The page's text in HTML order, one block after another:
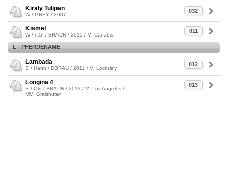
032
Kiraly Tulipan
W / GREY / 2007
011
Kismet
W / n.b. / BRAUN / 2015 / V: Canabis
L - PFERDENAME
012
Lambada
S / Hann / DBRAU / 2011 / V: Locksley
013
Longina 4
S / Old / BRAUN / 2013 / V: Los Angeles /
MV: Gralshüter